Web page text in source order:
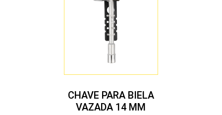
CHAVE PARA BIELA
VAZADA 14 MM